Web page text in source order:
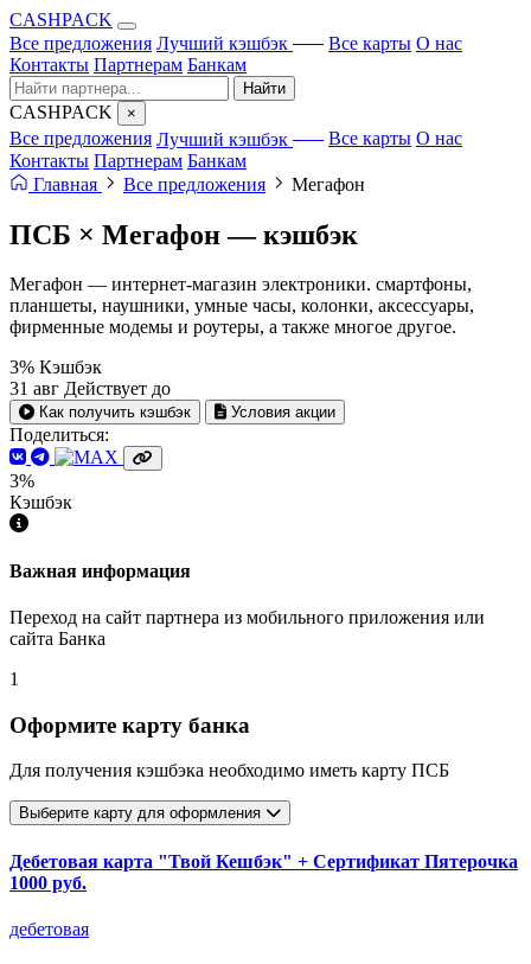
CASHPACK
Все предложения Лучший кэшбэк Все карты О нас
Контакты Партнерам Банкам
Найти
CASHPACK ×
Все предложения Лучший кэшбэк Все карты О нас
Контакты Партнерам Банкам
Главная
Все предложения Мегафон
ПСБ × Мегафон —кэшбэк
Мегафон — интернет-магазин электроники. смартфоны,
планшеты, наушники, умные часы, колонки, аксессуары,
фирменные модемы и роутеры, а также многое другое.
3% Кэшбэк
31 авг Действует до
Как получить кэшбэк Условия акции
Поделиться:
3%
Кэшбэк
Важная информация
Переход на сайт партнера из мобильного приложения или
сайта Банка
1
Оформите карту банка
Для получения кэшбэка необходимо иметь карту ПСБ
Выберите карту для оформления
Дебетовая карта "Твой Кешбэк" + Сертификат Пятерочка
1000 руб.
дебетовая